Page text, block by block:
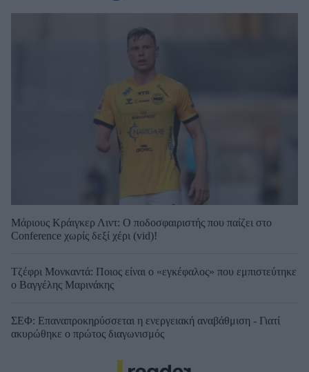
Μάριους Κράιγκερ Λιντ: Ο ποδοσφαιριστής που παίζει στο
Conference χωρίς δεξί χέρι (vid)!
Τζέφρι Μονκαντά: Ποιος είναι ο «εγκέφαλος» που εμπιστεύτηκε
ο Βαγγέλης Μαρινάκης
ΣΕΦ: Επαναπροκηρύσσεται η ενεργειακή αναβάθμιση - Γιατί
ακυρώθηκε ο πρώτος διαγωνισμός